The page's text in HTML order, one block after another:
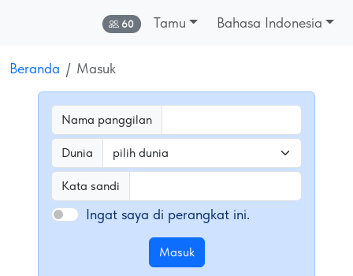
Online:
60 Tamu Bahasa Indonesia
Beranda Masuk
Nama panggilan
Dunia
Kata sandi
Ingat saya di perangkat ini.